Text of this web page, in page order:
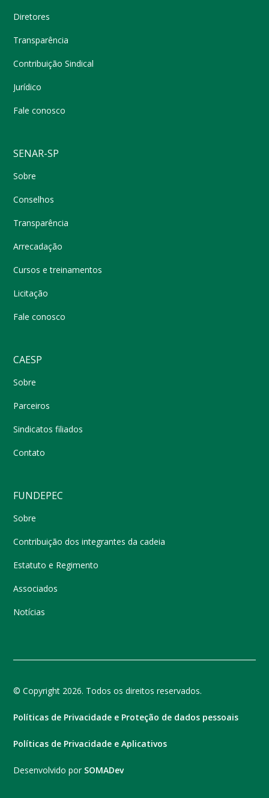
Diretores
Transparência
Contribuição Sindical
Jurídico
Fale conosco
SENAR-SP
Sobre
Conselhos
Transparência
Arrecadação
Cursos e treinamentos
Licitação
Fale conosco
CAESP
Sobre
Parceiros
Sindicatos filiados
Contato
FUNDEPEC
Sobre
Contribuição dos integrantes da cadeia
Estatuto e Regimento
Associados
Notícias
© Copyright 2026. Todos os direitos reservados.
Políticas de Privacidade e Proteção de dados pessoais
Políticas de Privacidade e Aplicativos
Desenvolvido por SOMADev